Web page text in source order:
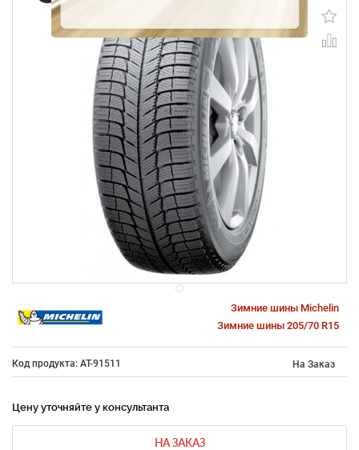
Зимние шины Michelin
Зимние шины 205/70 R15
Код продукта: AT-91511 На Заказ
Цену уточняйте у консультанта
НА ЗАКАЗ